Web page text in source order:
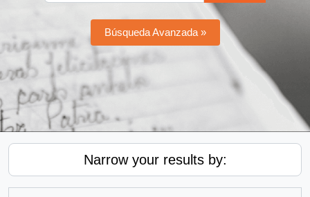
Búsqueda Avanzada »
Narrow your results by: